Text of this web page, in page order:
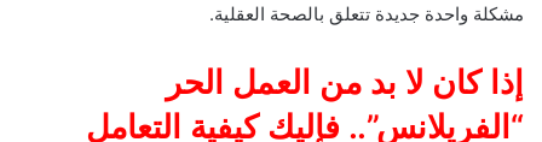
مشكلة واحدة جديدة تتعلق بالصحة العقلية.
إذا كان لا بد من العمل الحر
“الفريلانس”.. فإليك كيفية التعامل